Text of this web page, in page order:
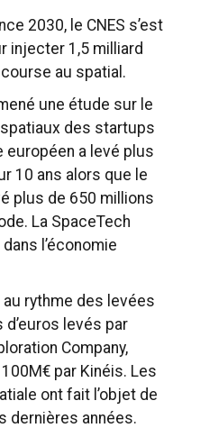
2030, le CNES s’est
injecter 1,5 milliard
au spatial.
une étude sur le
des startups
européen a levé plus
10 ans alors que le
plus de 650 millions
La SpaceTech
l’économie
rythme des levées
levés par
Company,
par Kinéis. Les
ont fait l’objet de
dernières années.